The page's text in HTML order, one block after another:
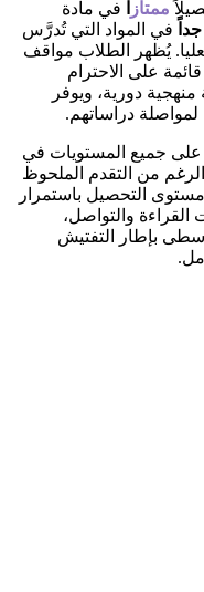
ممتاز
في مادة
اً جداً في المواد التي تُدرَّس
يُظهر الطلاب مواقف
على الاحترام
دورية، ويوفر
دراساتهم.
على جميع المستويات في
من التقدم الملحوظ
التحصيل باستمرار
القراءة والتواصل،
بإطار التفتيش